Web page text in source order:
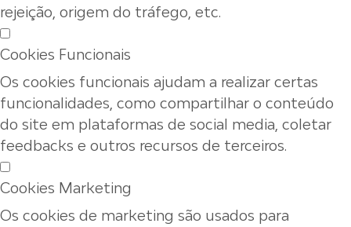
rejeição, origem do tráfego, etc.
Cookies Funcionais
Os cookies funcionais ajudam a realizar certas
funcionalidades, como compartilhar o conteúdo
do site em plataformas de social media, coletar
feedbacks e outros recursos de terceiros.
Cookies Marketing
Os cookies de marketing são usados para